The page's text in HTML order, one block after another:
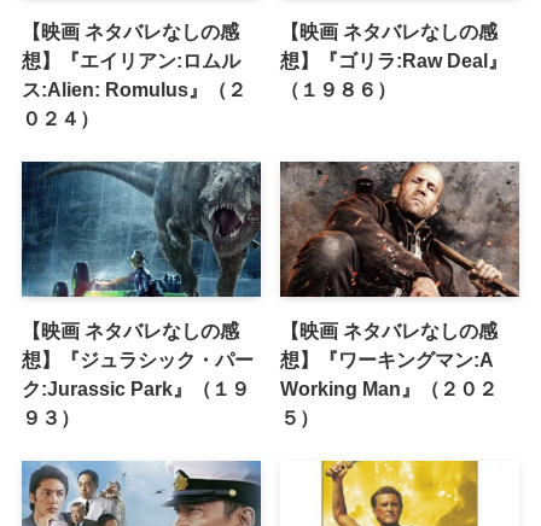
【映画 ネタバレなしの感
想】『エイリアン:ロムル
ス:Alien: Romulus』（２
０２４）
【映画 ネタバレなしの感
想】『ゴリラ:Raw Deal』
（１９８６）
【映画 ネタバレなしの感
想】『ジュラシック・パー
ク:Jurassic Park』（１９
９３）
【映画 ネタバレなしの感
想】『ワーキングマン:A
Working Man』（２０２
５）